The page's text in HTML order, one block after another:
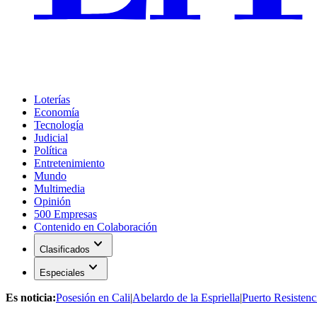
Loterías
Economía
Tecnología
Judicial
Política
Entretenimiento
Mundo
Multimedia
Opinión
500 Empresas
Contenido en Colaboración
Clasificados expand_more
Especiales expand_more
Es noticia:Posesión en Cali|Abelardo de la Espriella|Puerto